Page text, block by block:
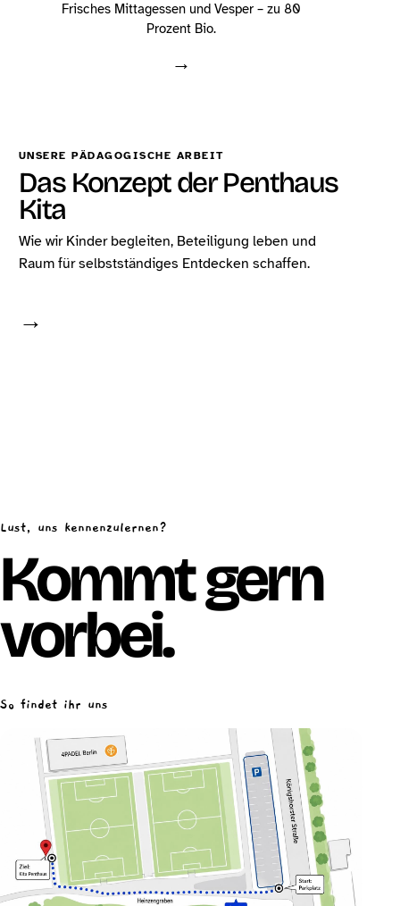
Frisches Mittagessen und Vesper – zu 80
Prozent Bio.
→
UNSERE PÄDAGOGISCHE ARBEIT
Das Konzept der Penthaus
Kita
Wie wir Kinder begleiten, Beteiligung leben und
Raum für selbstständiges Entdecken schaffen.
→
Lust, uns kennenzulernen?
Kommt gern
vorbei.
So findet ihr uns